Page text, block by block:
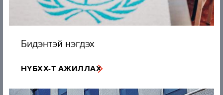
Бидэнтэй нэгдэх
НҮБХХ-Т АЖИЛЛАХ